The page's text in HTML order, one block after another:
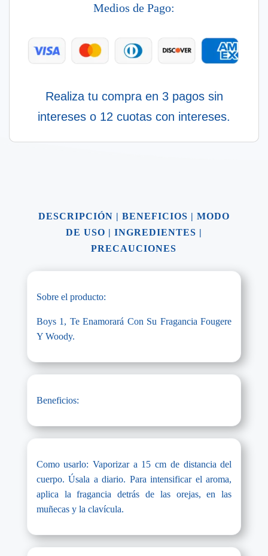
Medios de Pago:
Realiza tu compra en 3 pagos sin
intereses o 12 cuotas con intereses.
DESCRIPCIÓN | BENEFICIOS | MODO
DE USO | INGREDIENTES |
PRECAUCIONES
Sobre el producto:
Boys 1, Te Enamorará Con Su Fragancia Fougere
Y Woody.
Beneficios:
Como usarlo: Vaporizar a 15 cm de distancia del
cuerpo. Úsala a diario. Para intensificar el aroma,
aplica la fragancia detrás de las orejas, en las
muñecas y la clavícula.